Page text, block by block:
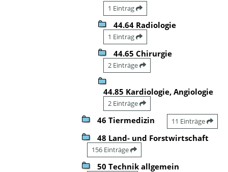
1 Eintrag
44.64 Radiologie
1 Eintrag
44.65 Chirurgie
2 Einträge
44.85 Kardiologie, Angiologie
2 Einträge
46 Tiermedizin 11 Einträge
48 Land- und Forstwirtschaft
156 Einträge
50 Technik allgemein